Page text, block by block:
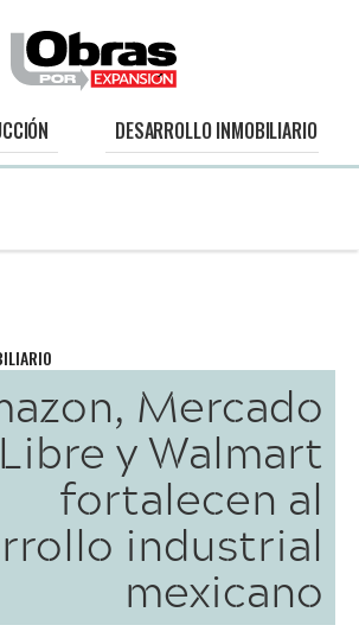
DESARROLLO INMOBILIARIO
Mercado
Libre y Walmart
fortalecen al
industrial
mexicano